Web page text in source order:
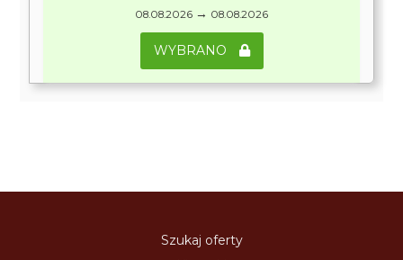
08.08.2026 → 08.08.2026
WYBRANO
Szukaj oferty